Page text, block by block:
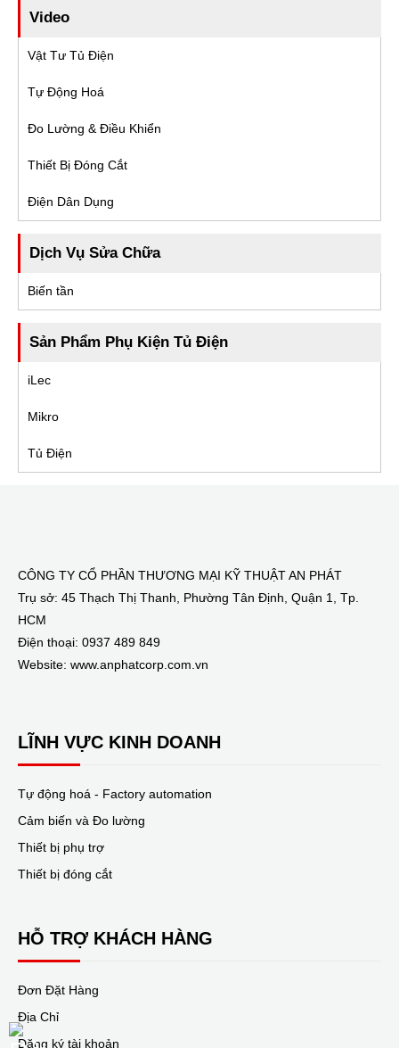
Video
Vật Tư Tủ Điện
Tự Động Hoá
Đo Lường & Điều Khiển
Thiết Bị Đóng Cắt
Điện Dân Dụng
Dịch Vụ Sửa Chữa
Biến tần
Sản Phẩm Phụ Kiện Tủ Điện
iLec
Mikro
Tủ Điện
CÔNG TY CỔ PHẦN THƯƠNG MẠI KỸ THUẬT AN PHÁT
Trụ sở: 45 Thạch Thị Thanh, Phường Tân Định, Quận 1, Tp.
HCM
Điện thoại: 0937 489 849
Website: www.anphatcorp.com.vn
LĨNH VỰC KINH DOANH
Tự động hoá - Factory automation
Cảm biến và Đo lường
Thiết bị phụ trợ
Thiết bị đóng cắt
HỖ TRỢ KHÁCH HÀNG
Đơn Đặt Hàng
Địa Chỉ
Đăng ký tài khoản